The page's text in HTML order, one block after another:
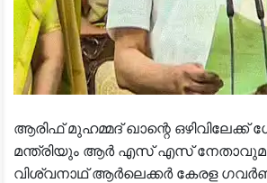
ആരിഫ് മുഹമ്മദ് ഖാന്റെ
മന്ത്രിയും ആര്‍ എസ് എസ്
വിശ്വനാഥ് ആര്‍ലെക്കര്‍ കേരള